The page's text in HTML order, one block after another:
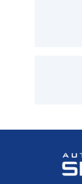
Siget –
01 6502
01 6502